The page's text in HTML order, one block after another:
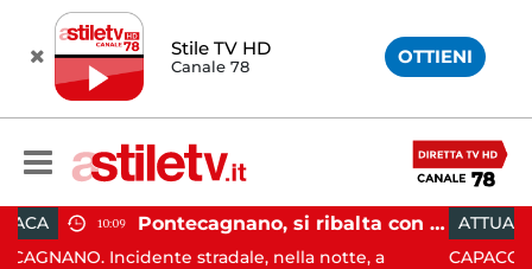
Stile TV HD
Canale 78 OTTIENI
Pontecagnano, si ribalta con l'auto alla rotatoria: giovane ferito
stradale, nella notte, a
ATTUALITÀ 15:05
CAPACCIO PAESTUM.